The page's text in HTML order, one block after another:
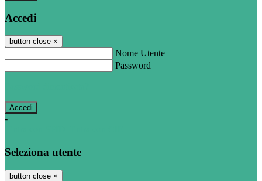
Accedi
button close ×
Nome Utente
Password
-
Seleziona utente
button close ×